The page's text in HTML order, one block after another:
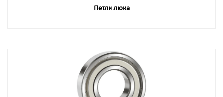
Петли люка